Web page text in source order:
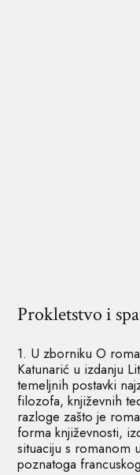
Prokletstvo i
1. U zborniku O
Katunarić u izdanju
temeljnih postavki
filozofa, književnih
razloge zašto je
forma književnosti,
situaciju s romanom
poznatoga